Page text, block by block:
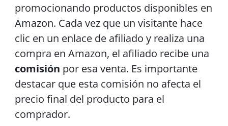
promocionando productos disponibles en
Amazon. Cada vez que un visitante hace
clic en un enlace de afiliado y realiza una
compra en Amazon, el afiliado recibe una
comisión por esa venta. Es importante
destacar que esta comisión no afecta el
precio final del producto para el
comprador.